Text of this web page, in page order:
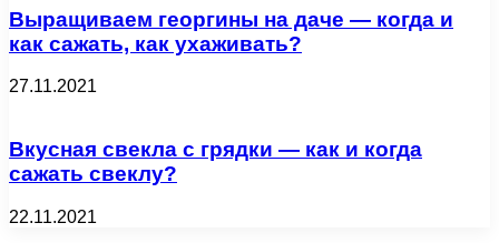
Выращиваем георгины на даче — когда и
как сажать, как ухаживать?
27.11.2021
Вкусная свекла с грядки — как и когда
сажать свеклу?
22.11.2021